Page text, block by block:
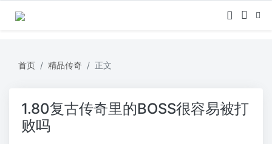
首页 精品传奇 正文
1.80复古传奇里的BOSS很容易被打
败吗